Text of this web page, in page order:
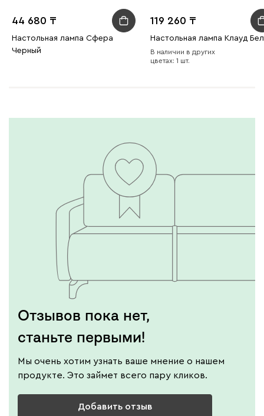
44 680
Настольная лампа Сфера
Черный
119 260
Настольная лампа Клауд
В наличии в других
цветах: 1 шт.
Отзывов пока нет,
станьте первыми!
Мы очень хотим узнать ваше мнение о нашем
продукте. Это займет всего пару кликов.
Добавить отзыв